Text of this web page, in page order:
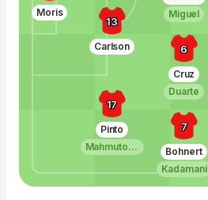
Moris
13
Carlson
17
Pinto
Mahmutovic
Miguel
6
Cruz
Duarte
7
Bohnert
Kadamani